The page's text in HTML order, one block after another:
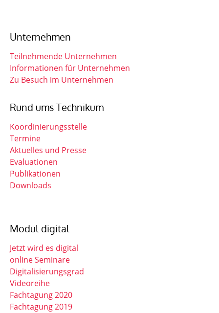
Unternehmen
Teilnehmende Unternehmen
Informationen für Unternehmen
Zu Besuch im Unternehmen
Rund ums Technikum
Koordinierungsstelle
Termine
Aktuelles und Presse
Evaluationen
Publikationen
Downloads
Modul digital
Jetzt wird es digital
online Seminare
Digitalisierungsgrad
Videoreihe
Fachtagung 2020
Fachtagung 2019